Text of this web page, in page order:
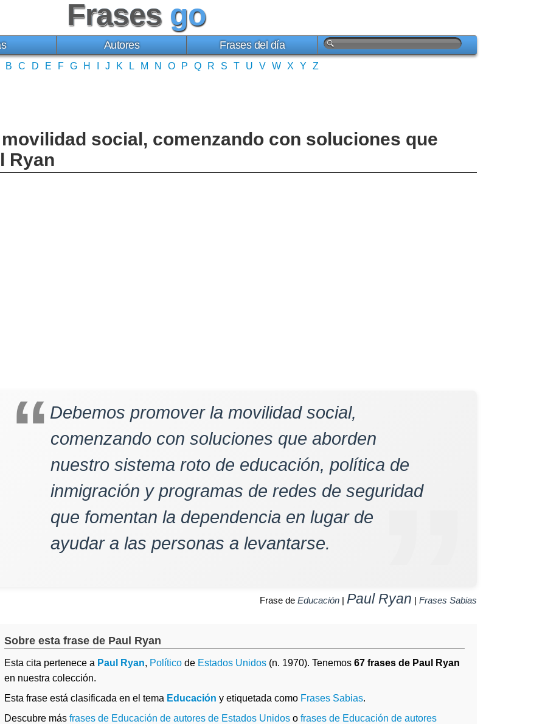
Frases go
Autores Frases del día
B C D E F G H J K L M N O P Q R S T U V W X Y Z
social, comenzando con soluciones que
Ryan
Debemos promover la movilidad social,
comenzando con soluciones que aborden
nuestro sistema roto de educación, política de
inmigración y programas de redes de seguridad
que fomentan la dependencia en lugar de
ayudar a las personas a levantarse.
Frase de Educación | Paul Ryan | Frases Sabias
Sobre esta frase de Paul Ryan
Esta cita pertenece a Paul Ryan, Político de Estados Unidos (n. 1970). Tenemos 67 frases de Paul Ryan
en nuestra colección.
Esta frase está clasificada en el tema Educación y etiquetada como Frases Sabias.
Descubre más frases de Educación de autores de Estados Unidos o frases de Educación de autores